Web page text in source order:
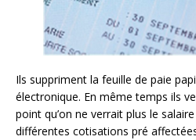
Ils suppriment la feuille de paie
électronique. En même temps ils
point qu’on ne verrait plus le
différentes cotisations pré